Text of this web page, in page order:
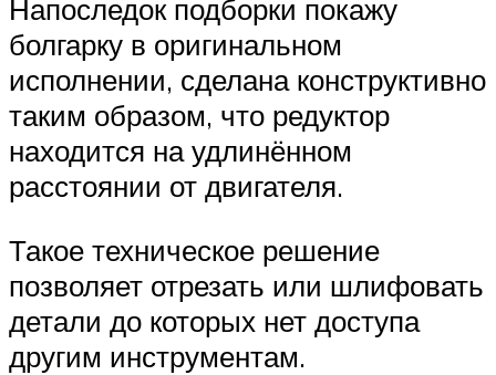
Напоследок подборки покажу
болгарку в оригинальном
исполнении, сделана конструктивно
таким образом, что редуктор
находится на удлинённом
расстоянии от двигателя.
Такое техническое решение
позволяет отрезать или шлифовать
детали до которых нет доступа
другим инструментам.